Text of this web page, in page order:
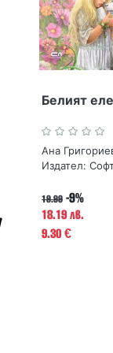
Белият
Ана
Издател:
19.99 -9%
18.19 лв.
9.30 €